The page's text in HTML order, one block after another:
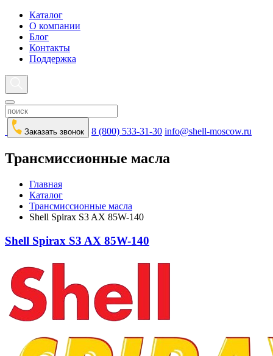
Каталог
О компании
Блог
Контакты
Поддержка
Заказать звонок 8 (800) 533-31-30 info@shell-moscow.ru
Трансмиссионные масла
Главная
Каталог
Трансмиссионные масла
Shell Spirax S3 AX 85W-140
Shell Spirax S3 AX 85W-140